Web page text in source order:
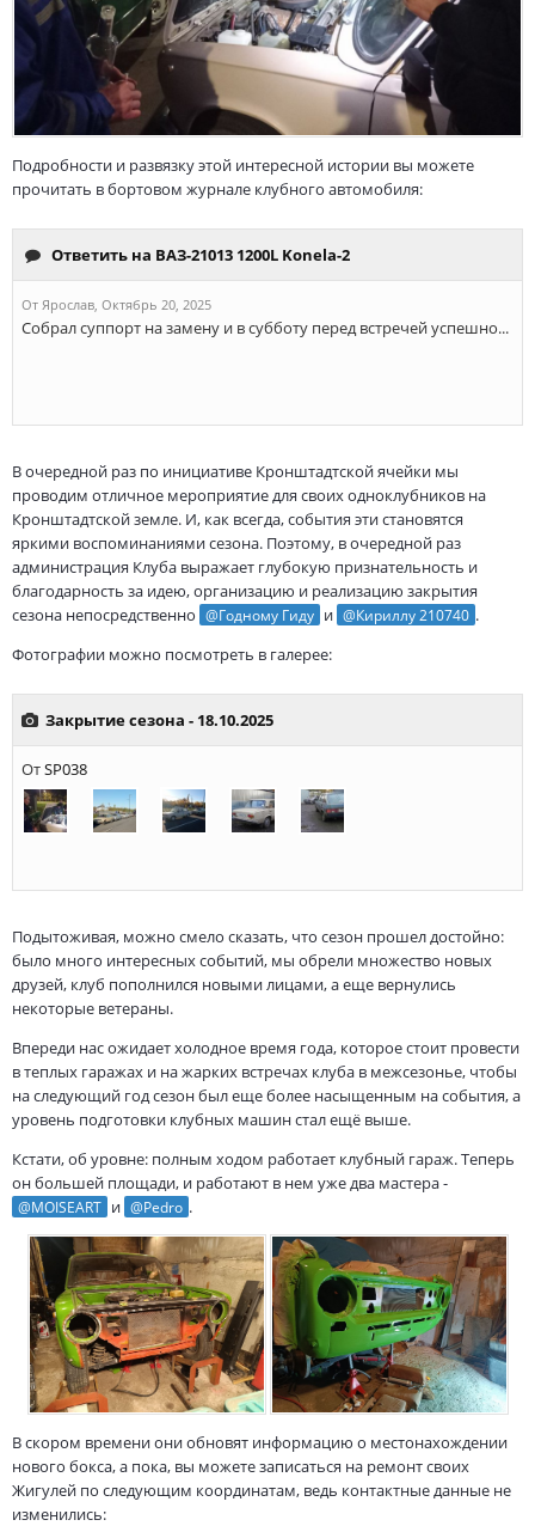
Подробности и развязку этой интересной истории вы можете
прочитать в бортовом журнале клубного автомобиля:
В очередной раз по инициативе Кронштадтской ячейки мы
проводим отличное мероприятие для своих одноклубников на
Кронштадтской земле. И, как всегда, события эти становятся
яркими воспоминаниями сезона. Поэтому, в очередной раз
администрация Клуба выражает глубокую признательность и
благодарность за идею, организацию и реализацию закрытия
сезона непосредственно @Годному Гиду и @Кириллу 210740 .
Фотографии можно посмотреть в галерее:
Подытоживая, можно смело сказать, что сезон прошел достойно:
было много интересных событий, мы обрели множество новых
друзей, клуб пополнился новыми лицами, а еще вернулись
некоторые ветераны.
Впереди нас ожидает холодное время года, которое стоит провести
в теплых гаражах и на жарких встречах клуба в межсезонье, чтобы
на следующий год сезон был еще более насыщенным на события, а
уровень подготовки клубных машин стал ещё выше.
Кстати, об уровне: полным ходом работает клубный гараж. Теперь
он большей площади, и работают в нем уже два мастера -
@MOISEART и @Pedro .
В скором времени они обновят информацию о местонахождении
нового бокса, а пока, вы можете записаться на ремонт своих
Жигулей по следующим координатам, ведь контактные данные не
изменились: